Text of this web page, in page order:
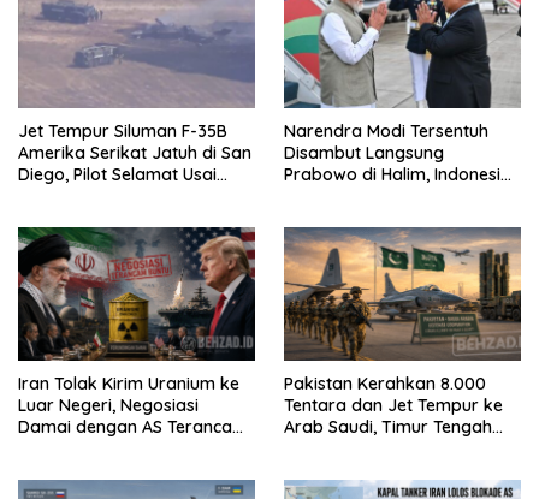
Jet Tempur Siluman F-35B
Amerika Serikat Jatuh di San
Diego, Pilot Selamat Usai
Narendra Modi Tersentuh
Disambut Langsung
Prabowo di Halim, Indonesia
Iran Tolak Kirim Uranium ke
Luar Negeri, Negosiasi
Damai dengan AS Terancam
Pakistan Kerahkan 8.000
Tentara dan Jet Tempur ke
Arab Saudi, Timur Tengah